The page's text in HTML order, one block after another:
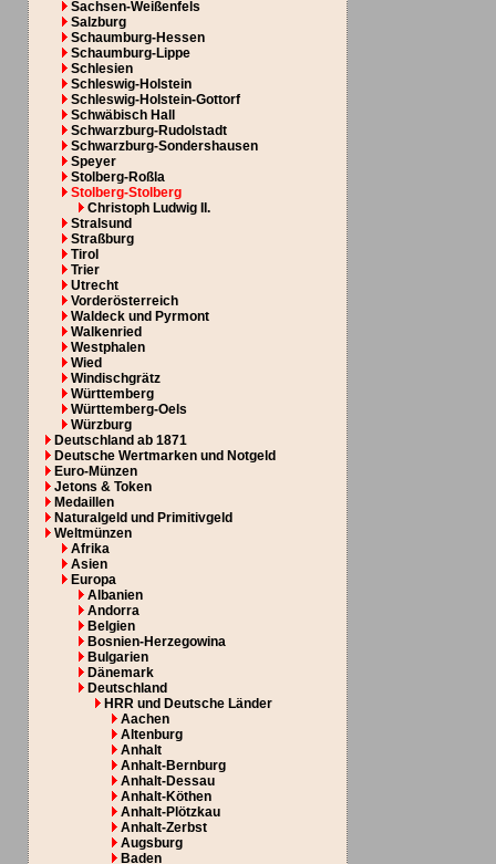
Sachsen-Weißenfels
Salzburg
Schaumburg-Hessen
Schaumburg-Lippe
Schlesien
Schleswig-Holstein
Schleswig-Holstein-Gottorf
Schwäbisch Hall
Schwarzburg-Rudolstadt
Schwarzburg-Sondershausen
Speyer
Stolberg-Roßla
Stolberg-Stolberg
Christoph Ludwig II.
Stralsund
Straßburg
Tirol
Trier
Utrecht
Vorderösterreich
Waldeck und Pyrmont
Walkenried
Westphalen
Wied
Windischgrätz
Württemberg
Württemberg-Oels
Würzburg
Deutschland ab 1871
Deutsche Wertmarken und Notgeld
Euro-Münzen
Jetons & Token
Medaillen
Naturalgeld und Primitivgeld
Weltmünzen
Afrika
Asien
Europa
Albanien
Andorra
Belgien
Bosnien-Herzegowina
Bulgarien
Dänemark
Deutschland
HRR und Deutsche Länder
Aachen
Altenburg
Anhalt
Anhalt-Bernburg
Anhalt-Dessau
Anhalt-Köthen
Anhalt-Plötzkau
Anhalt-Zerbst
Augsburg
Baden